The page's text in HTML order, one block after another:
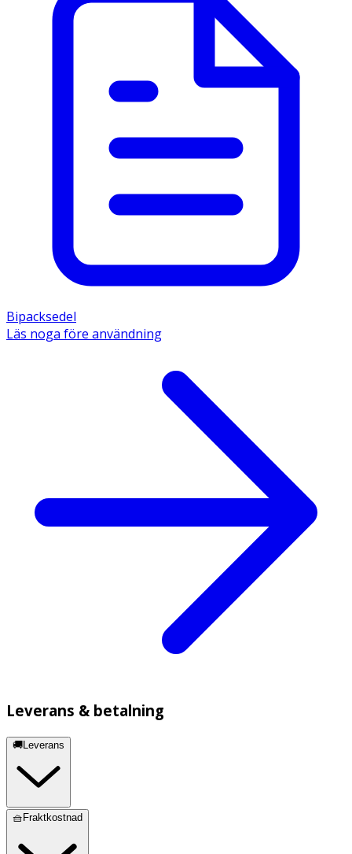
- Håll pipetten upprätt och knacka lätt på dess hals så att
vätskan samlas i den nedre delen av pipetten.
- Bryt av spetsen på pipetten och sära på pälsen mellan
skulderbladen så att huden blir synlig.
- Placera pipettens spets på hundens hud och töm
- Undvik kontakt med ögonen.
povidon, butylhydroxianisol, butylhydroxitoluen,
dietylenglykolmonoetyleter.
Bipacksedel
Läs noga före användning
Leverans & betalning
🚚Leverans
🧺Fraktkostnad